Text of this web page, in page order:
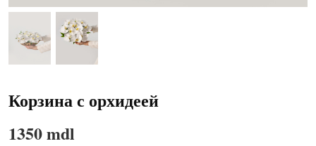
Корзина с орхидеей
1350 mdl